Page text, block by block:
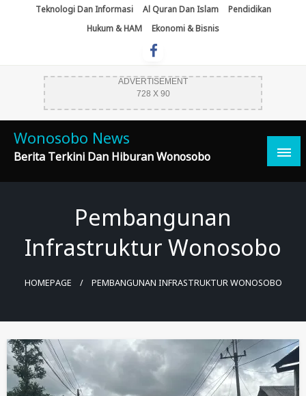
Teknologi Dan Informasi Al Quran Dan Islam
Pendidikan
Hukum & HAM
Ekonomi & Bisnis
ADVERTISEMENT
728 X 90
Wonosobo News
Berita Terkini Dan Hiburan Wonosobo
Pembangunan
Infrastruktur Wonosobo
HOMEPAGE PEMBANGUNAN INFRASTRUKTUR WONOSOBO